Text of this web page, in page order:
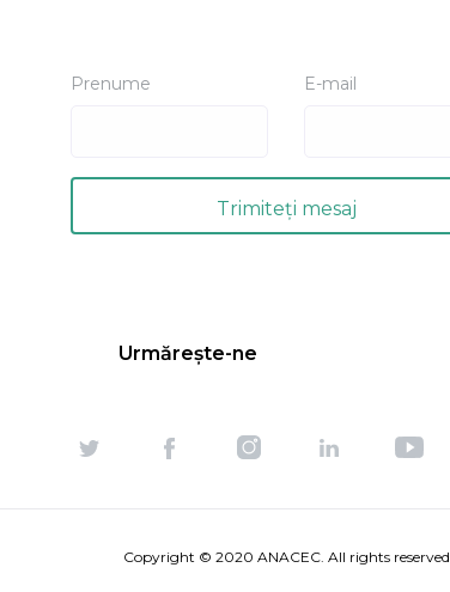
Prenume E-mail
Urmărește-ne
Copyright © 2020 ANACEC. All rights reserved